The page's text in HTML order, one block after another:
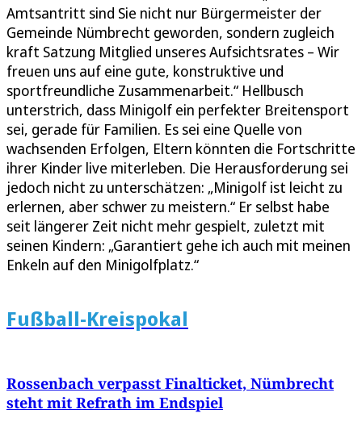
Amtsantritt sind Sie nicht nur Bürgermeister der
Gemeinde Nümbrecht geworden, sondern zugleich
kraft Satzung Mitglied unseres Aufsichtsrates – Wir
freuen uns auf eine gute, konstruktive und
sportfreundliche Zusammenarbeit.“ Hellbusch
unterstrich, dass Minigolf ein perfekter Breitensport
sei, gerade für Familien. Es sei eine Quelle von
wachsenden Erfolgen, Eltern könnten die Fortschritte
ihrer Kinder live miterleben. Die Herausforderung sei
jedoch nicht zu unterschätzen: „Minigolf ist leicht zu
erlernen, aber schwer zu meistern.“ Er selbst habe
seit längerer Zeit nicht mehr gespielt, zuletzt mit
seinen Kindern: „Garantiert gehe ich auch mit meinen
Enkeln auf den Minigolfplatz.“
Fußball-Kreispokal
Rossenbach verpasst Finalticket, Nümbrecht
steht mit Refrath im Endspiel